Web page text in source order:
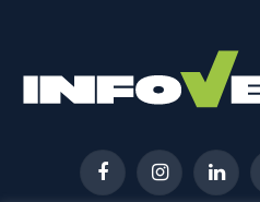
FacebookInstagram